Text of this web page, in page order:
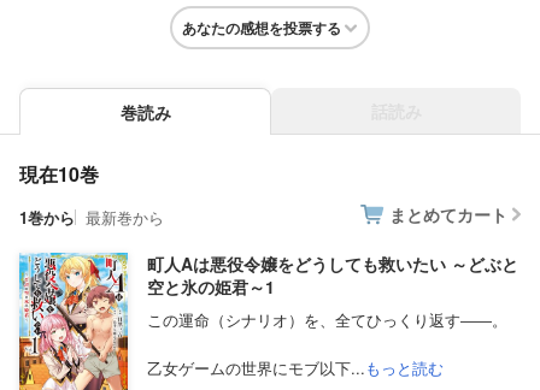
あなたの感想を投票する
巻読み
現在10巻
1巻から 最新巻から まとめてカート
町人Aは悪役令嬢をどうしても救いたい ～どぶと
空と氷の姫君～1
この運命（シナリオ）を、全てひっくり返す――。
乙女ゲームの世界にモブ以下...もっと読む